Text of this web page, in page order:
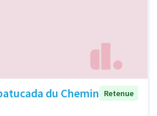
du Chemin Retenue